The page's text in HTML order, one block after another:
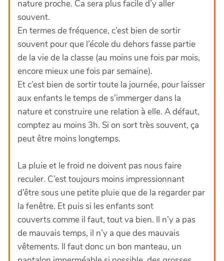
nature proche. Ca sera plus facile d’y aller
souvent.
En termes de fréquence, c’est bien de sortir
souvent pour que l’école du dehors fasse partie
de la vie de la classe (au moins une fois par mois,
encore mieux une fois par semaine).
Et c’est bien de sortir toute la journée, pour laisser
aux enfants le temps de s’immerger dans la
nature et construire une relation à elle. A défaut,
comptez au moins 3h. Si on sort très souvent, ça
peut être moins longtemps.
La pluie et le froid ne doivent pas nous faire
reculer. C’est toujours moins impressionnant
d’être sous une petite pluie que de la regarder par
la fenêtre. Et puis si les enfants sont
couverts comme il faut, tout va bien. Il n’y a pas
de mauvais temps, il n’y a que des mauvais
vêtements. Il faut donc un bon manteau, un